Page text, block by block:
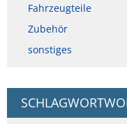
Fahrzeugteile
Zubehör
sonstiges